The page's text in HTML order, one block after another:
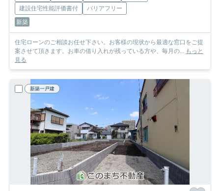
建設住宅性能評価書付
バリアフリー
新築
住宅ローンのご相談お任せ下さい。お客様の現状から最適な窓口をご提
案させて頂きます。お車の借り入れが残っている方や、毎月の... もっと
見る
新築一戸建